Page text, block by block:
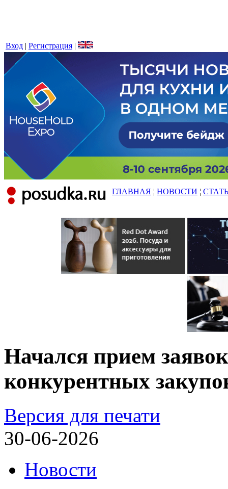
Вход | Регистрация |
ГЛАВНАЯ ¦ НОВОСТИ ¦
Начался прием
конкурентных
Версия для печати
30-06-2026
Новости